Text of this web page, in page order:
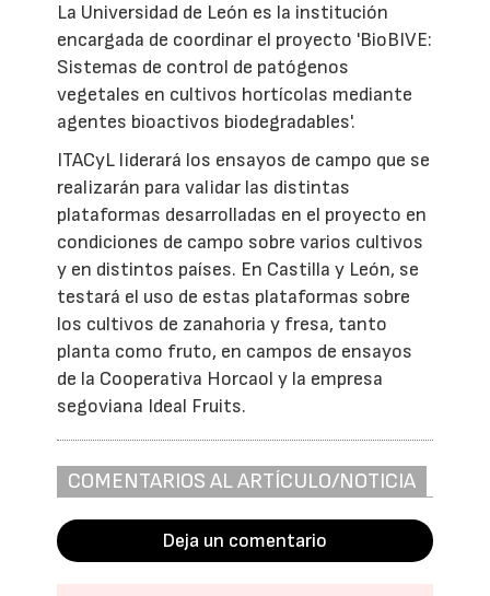
La Universidad de León es la institución
encargada de coordinar el proyecto 'BioBIVE:
Sistemas de control de patógenos
vegetales en cultivos hortícolas mediante
agentes bioactivos biodegradables'.
ITACyL liderará los ensayos de campo que se
realizarán para validar las distintas
plataformas desarrolladas en el proyecto en
condiciones de campo sobre varios cultivos
y en distintos países. En Castilla y León, se
testará el uso de estas plataformas sobre
los cultivos de zanahoria y fresa, tanto
planta como fruto, en campos de ensayos
de la Cooperativa Horcaol y la empresa
segoviana Ideal Fruits.
COMENTARIOS AL ARTÍCULO/NOTICIA
Deja un comentario